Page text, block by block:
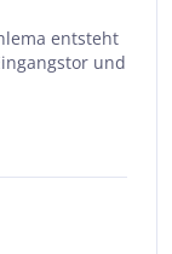
entsteht
und